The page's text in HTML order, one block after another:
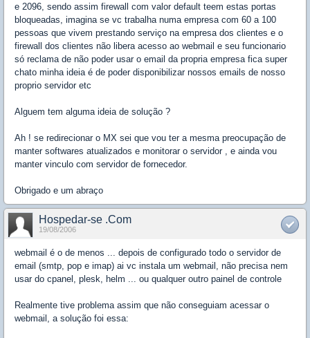
e 2096, sendo assim firewall com valor default teem estas portas
bloqueadas, imagina se vc trabalha numa empresa com 60 a 100
pessoas que vivem prestando serviço na empresa dos clientes e o
firewall dos clientes não libera acesso ao webmail e seu funcionario
só reclama de não poder usar o email da propria empresa fica super
chato minha ideia é de poder disponibilizar nossos emails de nosso
proprio servidor etc
Alguem tem alguma ideia de solução ?
Ah ! se redirecionar o MX sei que vou ter a mesma preocupação de
manter softwares atualizados e monitorar o servidor , e ainda vou
manter vinculo com servidor de fornecedor.
Obrigado e um abraço
Hospedar-se .Com
19/08/2006
webmail é o de menos ... depois de configurado todo o servidor de
email (smtp, pop e imap) ai vc instala um webmail, não precisa nem
usar do cpanel, plesk, helm ... ou qualquer outro painel de controle
Realmente tive problema assim que não conseguiam acessar o
webmail, a solução foi essa: